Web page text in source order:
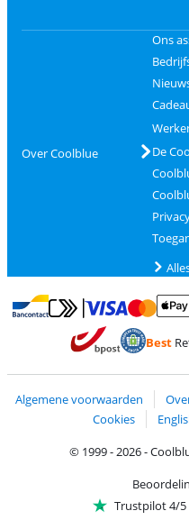
Over Coolblue
Ons
De
Betalen met Bancontact
Betalen met MasterCard
Best
Algemene voorwaarden
Cookies
© 1999 - 2026 -
Trustpilot 4/5